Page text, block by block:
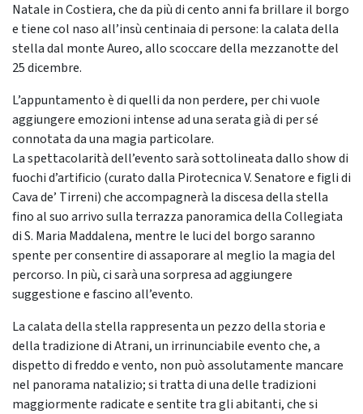
Natale in Costiera, che da più di cento anni fa brillare il borgo
e tiene col naso all’insù centinaia di persone: la calata della
stella dal monte Aureo, allo scoccare della mezzanotte del
25 dicembre.
L’appuntamento è di quelli da non perdere, per chi vuole
aggiungere emozioni intense ad una serata già di per sé
connotata da una magia particolare.
La spettacolarità dell’evento sarà sottolineata dallo show di
fuochi d’artificio (curato dalla Pirotecnica V. Senatore e figli di
Cava de’ Tirreni) che accompagnerà la discesa della stella
fino al suo arrivo sulla terrazza panoramica della Collegiata
di S. Maria Maddalena, mentre le luci del borgo saranno
spente per consentire di assaporare al meglio la magia del
percorso. In più, ci sarà una sorpresa ad aggiungere
suggestione e fascino all’evento.
La calata della stella rappresenta un pezzo della storia e
della tradizione di Atrani, un irrinunciabile evento che, a
dispetto di freddo e vento, non può assolutamente mancare
nel panorama natalizio; si tratta di una delle tradizioni
maggiormente radicate e sentite tra gli abitanti, che si